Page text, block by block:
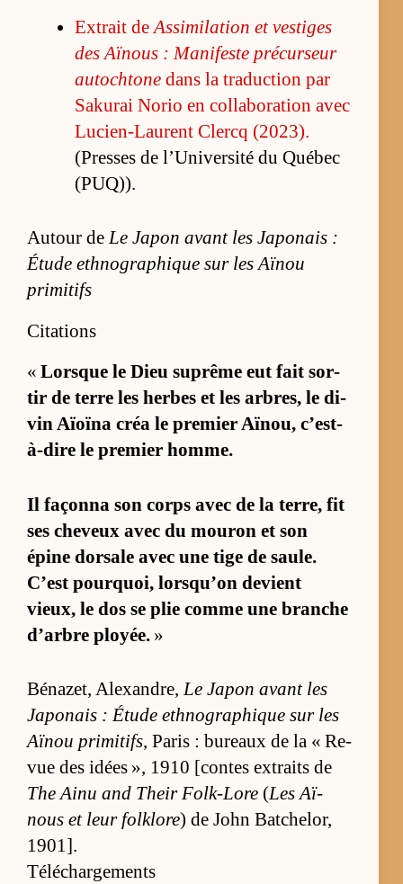
Ex­trait de As­si­mi­la­tion et ves­tiges
des Aï­nous : Ma­ni­feste pré­cur­seur
au­toch­tonedans la tra­duc­tion par
Sa­ku­rai No­rio en col­la­bo­ra­tion avec
Lu­cien-Laurent Clercq (2023).
(Presses de l’Uni­ver­sité du Qué­bec
(PUQ)).
Autour deLe Japon avant les Japonais :
Étude ethnographique sur les Aïnou
primitifs
Citations
« Lorsque le Dieu su­prême eut fait sor­
tir de terre les herbes et les ar­bres, le di­
vin Aïoïna créa le pre­mier Aï­nou, c’est-
à-dire le pre­mier homme.
Il façonna son corps avec de la ter­re, fit
ses che­veux avec du mou­ron et son
épine dor­sale avec une tige de saule.
C’est pourquoi, lorsqu’on de­vient
vieux, le dos se plie comme une branche
d’arbre ployée. »
Bé­na­zet, Alexan­dre,Le Ja­pon avant les
Ja­po­nais : Étude eth­no­gra­phique sur les
Aï­nou pri­mi­tifs, Pa­ris : bu­reaux de la « Re­
vue des idées », 1910 [contes ex­traits de
The Ainu and Their Folk-Lore (Les Aï­
nous et leur folk­lore) de John Bat­che­lor,
1901].
Téléchargements